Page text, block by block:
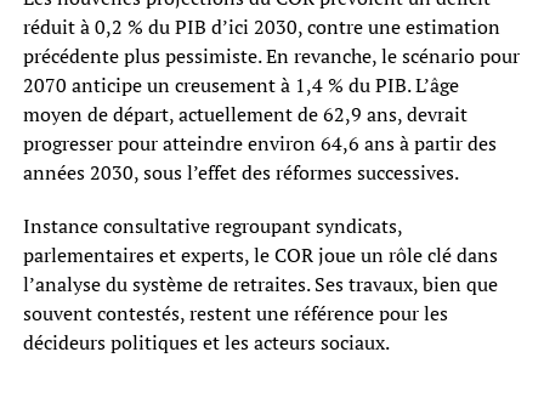
réduit à 0,2 % du PIB d’ici 2030, contre une estimation
précédente plus pessimiste. En revanche, le scénario pour
2070 anticipe un creusement à 1,4 % du PIB. L’âge
moyen de départ, actuellement de 62,9 ans, devrait
progresser pour atteindre environ 64,6 ans à partir des
années 2030, sous l’effet des réformes successives.
Instance consultative regroupant syndicats,
parlementaires et experts, le COR joue un rôle clé dans
l’analyse du système de retraites. Ses travaux, bien que
souvent contestés, restent une référence pour les
décideurs politiques et les acteurs sociaux.